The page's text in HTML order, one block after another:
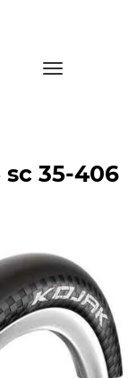
Toggle
sc 35-406